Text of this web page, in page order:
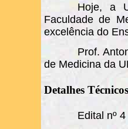
Hoje, a
Faculdade de
excelência do
Prof.
de Medicina da
Detalhes Técnicos
Edital nº 4